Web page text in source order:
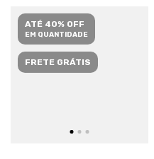
ATÉ 40% OFF
EM QUANTIDADE
FRETE GRÁTIS